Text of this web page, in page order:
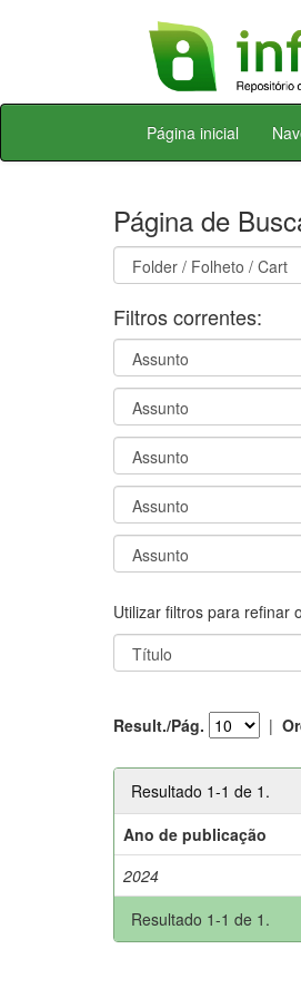
Skip
Página inicial
Página de
Filtros correntes:
Utilizar filtros para refinar
Result./Pág. |
Resultado 1-1 de 1.
Ano de publicação
2024
Resultado 1-1 de 1.